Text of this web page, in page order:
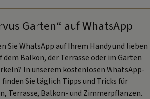
Garten“ auf WhatsApp
Sie WhatsApp auf Ihrem Handy und lieben
dem Balkon, der Terrasse oder im Garten
In unserem kostenlosen WhatsApp-
finden Sie täglich Tipps und Tricks für
Terrasse, Balkon- und Zimmerpflanzen.